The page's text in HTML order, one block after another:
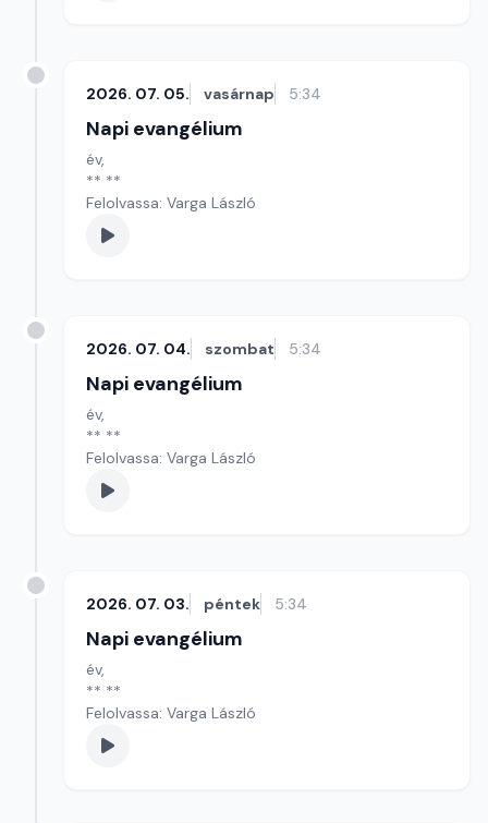
2026. 07. 05. vasárnap 5:34
Napi evangélium
év,
** **
Felolvassa: Varga László
2026. 07. 04. szombat 5:34
Napi evangélium
év,
** **
Felolvassa: Varga László
2026. 07. 03. péntek 5:34
Napi evangélium
év,
** **
Felolvassa: Varga László